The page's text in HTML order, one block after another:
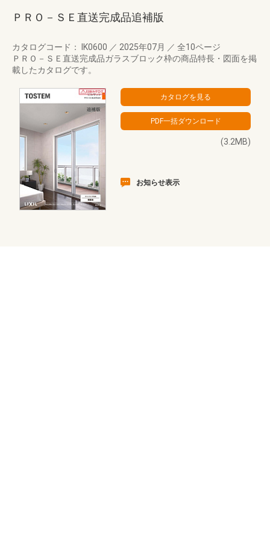
ＰＲＯ－ＳＥ直送完成品追補版
カタログコード： IK0600 ／ 2025年07月 ／ 全10ページ
ＰＲＯ－ＳＥ直送完成品ガラスブロック枠の商品特長・図面を掲
載したカタログです。
(3.2MB)
お知らせ表示